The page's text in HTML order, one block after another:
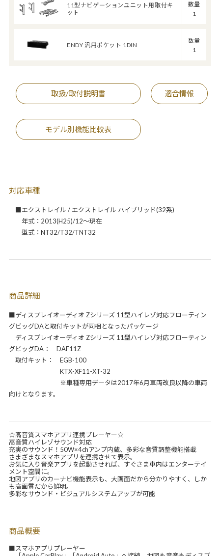
11型ナビゲーションユニット用取付キ
ット
数量
1
ENDY 汎用ポケット 1DIN
数量
1
取扱/取付説明書 適合情報
モデル別機能比較表
対応車種
■エクストレイル / エクストレイル ハイブリッド(32系)
年式：2013(H25)/12～現在
型式：NT32/T32/TNT32
商品詳細
■ディスプレイオーディオ Zシリーズ 11型ハイレゾ対応フローティン
グビッグDAと取付キットが同梱となったパッケージ
ディスプレイオーディオ Zシリーズ 11型ハイレゾ対応フローティン
グビッグDA： DAF11Z
取付キット： EGB-100
KTX-XF11-XT-32
※車種専用データは2017年6月車両改良以降の車両
向けとなります。
☆高音質スマホアプリ連携プレーヤー☆
高音質ハイレゾサウンド対応
充実のサウンド！50W×4chアンプ内蔵、多彩な音質調整機能搭載
さまざまなスマホアプリを連携させて表示。
お気に入り音楽アプリを起動させれば、すぐさま車内はエンターテイ
メント空間に。
地図アプリのカーナビ機能表示も、大画面だから分かりやすく、しか
も高画質だから鮮明。
多彩なサウンド・ビジュアルシステムアップが可能
商品概要
■スマホアプリプレーヤー